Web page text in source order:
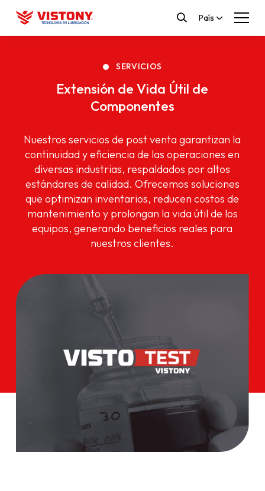
País
SERVICIOS
Extensión de Vida Útil de
Componentes
Nuestros servicios de post venta garantizan la
continuidad y eficiencia de las operaciones en
diversas industrias, respaldados por altos
estándares de calidad. Ofrecemos soluciones
que optimizan inventarios, reducen costos de
mantenimiento y prolongan la vida útil de los
equipos, generando beneficios reales para
nuestros clientes.